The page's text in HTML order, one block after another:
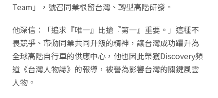
Team」，號召同業根留台灣、轉型高階研發。
他深信：「追求『唯一』比搶『第一』重要。」這種不
畏競爭、帶動同業共同升級的精神，讓台灣成功躍升為
全球高階自行車的供應中心，他也因此榮獲Discovery頻
道《台灣人物誌》的報導，被譽為影響台灣的關鍵風雲
人物。